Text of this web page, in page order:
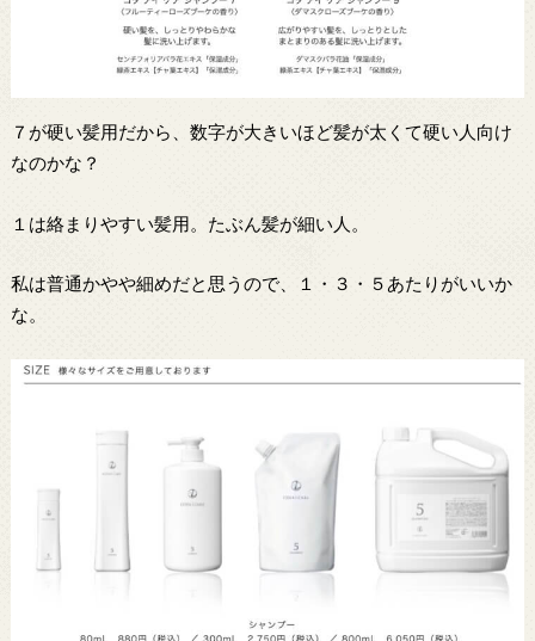
７が硬い髪用だから、数字が大きいほど髪が太くて硬い人向け
なのかな？
１は絡まりやすい髪用。たぶん髪が細い人。
私は普通かやや細めだと思うので、１・３・５あたりがいいか
な。